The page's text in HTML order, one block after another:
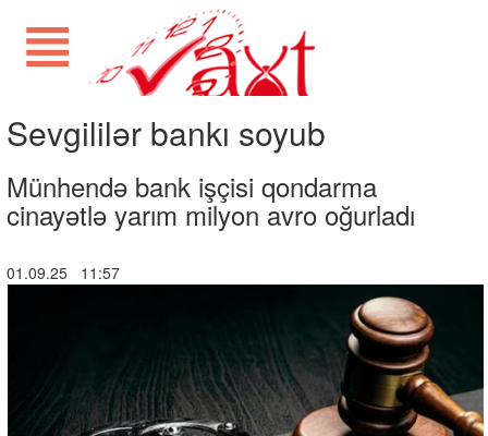
Sevgililər bankı soyub
Münhendə bank işçisi qondarma
cinayətlə yarım milyon avro oğurladı
01.09.25 11:57